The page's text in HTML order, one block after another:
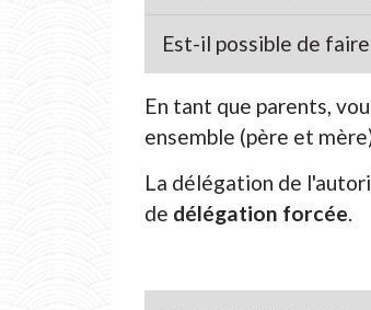
Est-il possible de
En tant que parents,
ensemble (père et
La délégation de
de délégation forcée.